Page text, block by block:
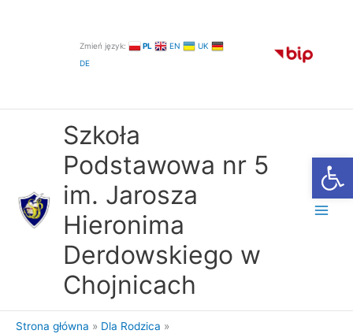
Zmień język: PL EN
UK
DE
Szkoła
Podstawowa nr 5
im. Jarosza
Hieronima
Derdowskiego w
Chojnicach
Strona główna
Dla Rodzica